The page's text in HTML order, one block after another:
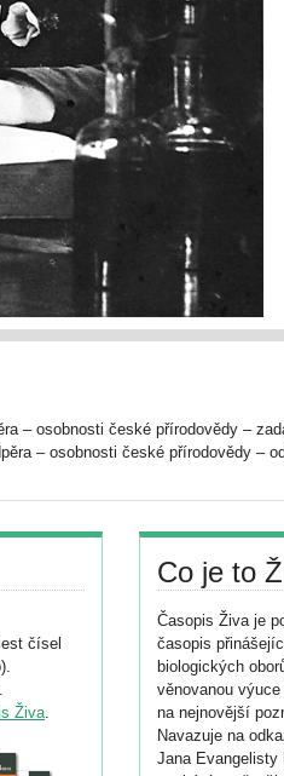
– osobnosti české přírodovědy –
– osobnosti české přírodovědy –
čísel
Živa.
Co je to
Časopis Živa je
časopis
biologických
věnovanou
na nejnovější
Navazuje na
Jana Evangelisty